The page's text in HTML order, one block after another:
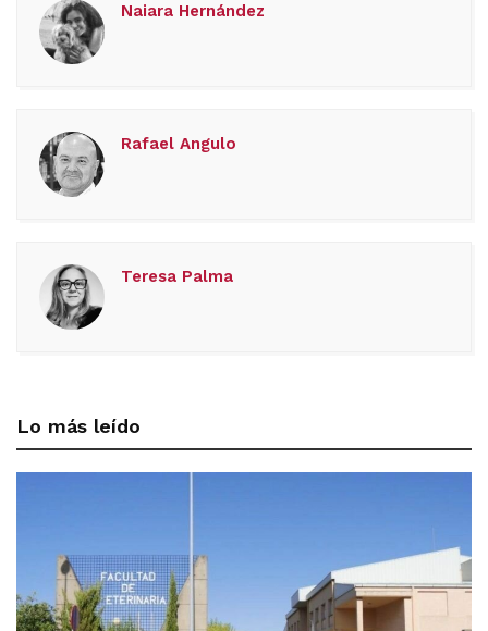
Naiara Hernández
Rafael Angulo
Teresa Palma
Lo más leído